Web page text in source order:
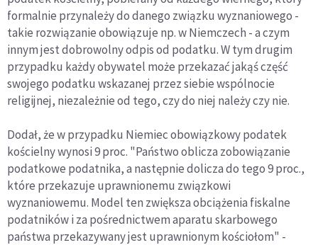
formalnie przynależy do danego związku wyznaniowego -
takie rozwiązanie obowiązuje np. w Niemczech - a czym
innym jest dobrowolny odpis od podatku. W tym drugim
przypadku każdy obywatel może przekazać jakąś część
swojego podatku wskazanej przez siebie wspólnocie
religijnej, niezależnie od tego, czy do niej należy czy nie.
Dodał, że w przypadku Niemiec obowiązkowy podatek
kościelny wynosi 9 proc. "Państwo oblicza zobowiązanie
podatkowe podatnika, a następnie dolicza do tego 9 proc.,
które przekazuje uprawnionemu związkowi
wyznaniowemu. Model ten zwiększa obciążenia fiskalne
podatników i za pośrednictwem aparatu skarbowego
państwa przekazywany jest uprawnionym kościołom" -